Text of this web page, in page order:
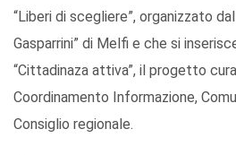
“Liberi di scegliere”, organizzato
Gasparrini” di Melfi e che si
“Cittadinaza attiva”, il progetto
Coordinamento Informazione,
Consiglio regionale.